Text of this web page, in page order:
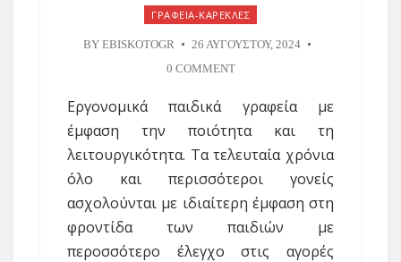
ΓΡΑΦΕΙΑ-ΚΑΡΕΚΛΕΣ
BY EBISKOTOGR
26 ΑΥΓΟΎΣΤΟΥ, 2024
0 COMMENT
Εργονομικά παιδικά γραφεία με
έμφαση την ποιότητα και τη
λειτουργικότητα. Τα τελευταία χρόνια
όλο και περισσότεροι γονείς
ασχολούνται με ιδιαίτερη έμφαση στη
φροντίδα των παιδιών με
περοσσότερο έλεγχο στις αγορές